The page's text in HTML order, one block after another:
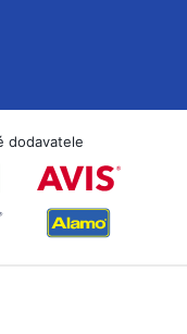
dodavatele